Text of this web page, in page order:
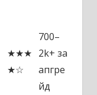
★★★
★☆
700–
2k+ за
апгре
йд